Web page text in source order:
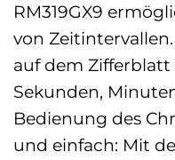
RM319GX9
von
auf dem
Sekunden,
Bedienung des
und einfach: Mit